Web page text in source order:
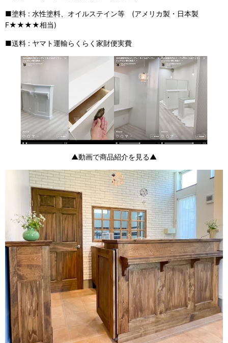
■塗料 : 水性塗料、オイルステイン等 (アメリカ製・日本製
F★★★★相当)
■送料 : ヤマト運輸らくらく家財便実費
▲動画で商品紹介を見る▲